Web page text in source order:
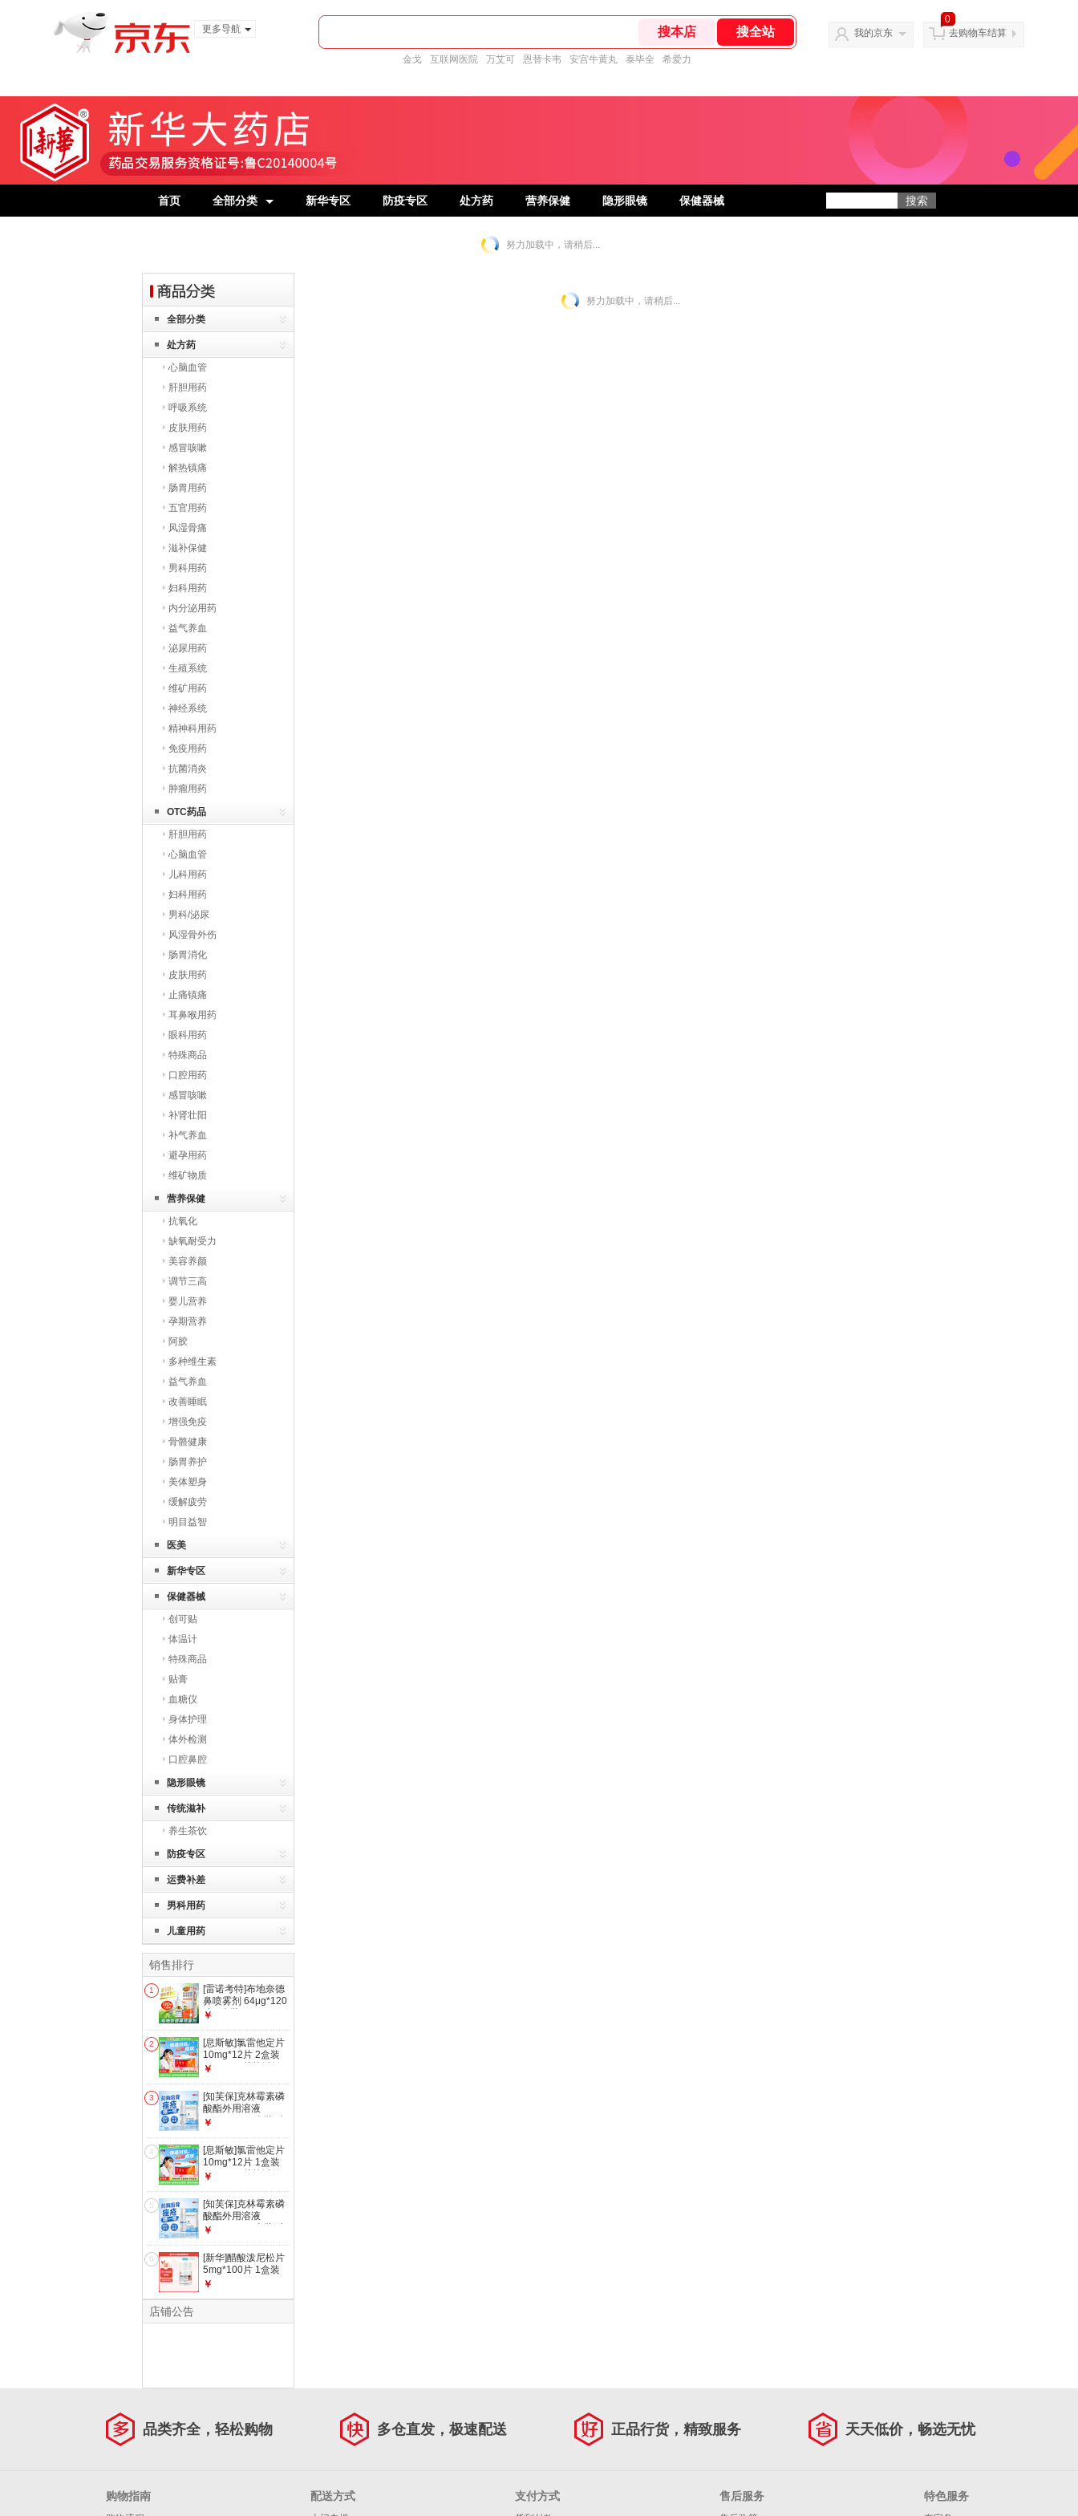
更多导航
金戈 互联网医院 万艾可 恩替卡韦 安宫牛黄丸 泰毕全 希爱力
我的京东
0
去购物车结算
首页 全部分类 新华专区 防疫专区 处方药 营养保健 隐形眼镜 保健器械
努力加载中，请稍后...
全部分类
处方药
心脑血管
肝胆用药
呼吸系统
皮肤用药
感冒咳嗽
解热镇痛
肠胃用药
五官用药
风湿骨痛
滋补保健
男科用药
妇科用药
内分泌用药
益气养血
泌尿用药
生殖系统
维矿用药
神经系统
精神科用药
免疫用药
抗菌消炎
肿瘤用药
OTC药品
肝胆用药
心脑血管
儿科用药
妇科用药
男科/泌尿
风湿骨外伤
肠胃消化
皮肤用药
止痛镇痛
耳鼻喉用药
眼科用药
特殊商品
口腔用药
感冒咳嗽
补肾壮阳
补气养血
避孕用药
维矿物质
营养保健
抗氧化
缺氧耐受力
美容养颜
调节三高
婴儿营养
孕期营养
阿胶
多种维生素
益气养血
改善睡眠
增强免疫
骨骼健康
肠胃养护
美体塑身
缓解疲劳
明目益智
医美
新华专区
保健器械
创可贴
体温计
特殊商品
贴膏
血糖仪
身体护理
体外检测
口腔鼻腔
隐形眼镜
传统滋补
养生茶饮
防疫专区
运费补差
男科用药
儿童用药
销售排行
1
[雷诺考特]布地奈德
鼻喷雾剂 64μg*120
喷 1盒装 64μg*120
性过敏性鼻炎 鼻炎
专用药
￥
2
[息斯敏]氯雷他定片
10mg*12片 2盒装
10mg*12片抗过敏
麻疹专用药瘙痒性皮
肤病花粉过敏药 皮
肤瘙痒
￥
3
[知芙保]克林霉素磷
酸酯外用溶液
20ml:0.2g 2盒装 喷
炎痤疮抗菌抗炎治疗
前胸后背面部毛囊炎
痘 面部+头皮中等面
积
￥
4
[息斯敏]氯雷他定片
10mg*12片 1盒装
10mg*12片抗过敏
麻疹专用药瘙痒性皮
肤病花粉过敏药 过
敏性鼻炎丨荨麻疹
￥
5
[知芙保]克林霉素磷
酸酯外用溶液
20ml:0.2g 1盒装 喷
炎痤疮抗菌抗炎治疗
前胸后背面部毛囊炎
痘 适用于面部小面
积
￥
6
[新华]醋酸泼尼松片
5mg*100片 1盒装
￥
店铺公告
努力加载中，请稍后...
品类齐全，轻松购物 多仓直发，极速配送 正品行货，精致服务 天天低价，畅选无忧
购物指南 配送方式 支付方式 售后服务 特色服务